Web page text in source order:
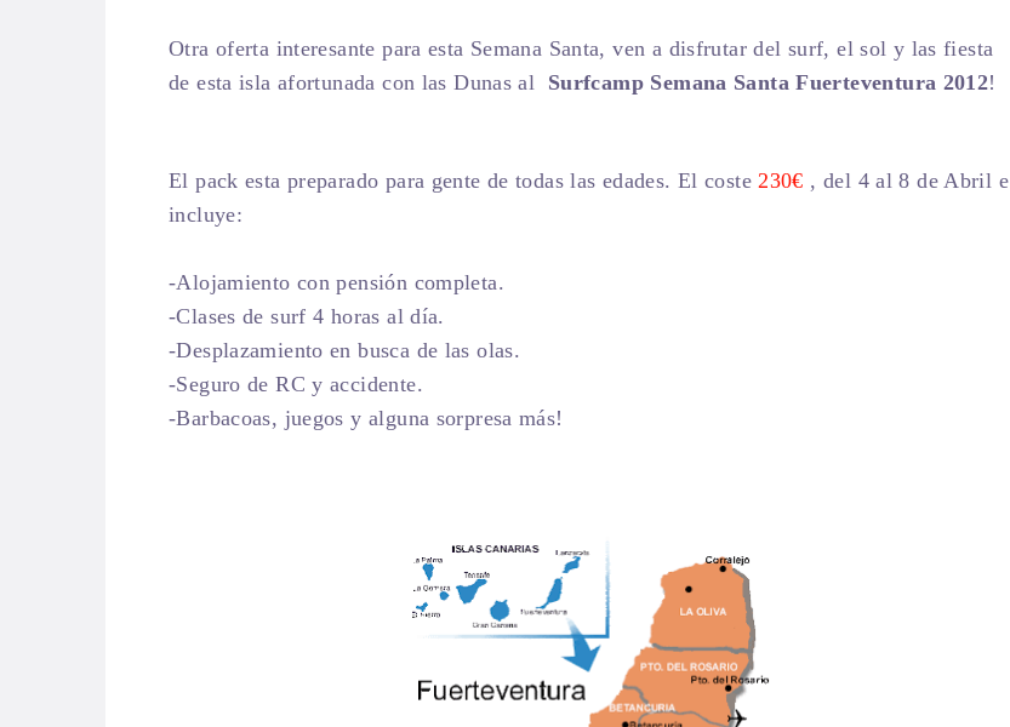
Otra oferta interesante para esta Semana Santa, ven a disfrutar del surf, el sol y las fiesta
de esta isla afortunada con las Dunas al Surfcamp Semana Santa Fuerteventura 2012!
El pack esta preparado para gente de todas las edades. El coste230€ , del 4 al 8 de Abril e
incluye:
-Alojamiento con pensión completa.
-Clases de surf 4 horas al día.
-Desplazamiento en busca de las olas.
-Seguro de RC y accidente.
-Barbacoas, juegos y alguna sorpresa más!